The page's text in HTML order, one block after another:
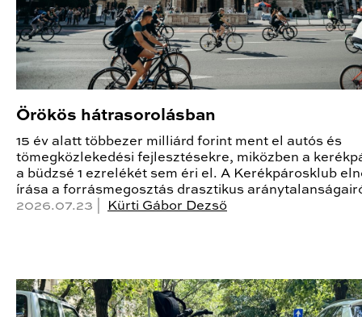
Örökös hátrasorolásban
15 év alatt többezer milliárd forint ment el autós és
tömegközlekedési fejlesztésekre, miközben a
a büdzsé 1 ezrelékét sem éri el. A Kerékpárosklub
írása a forrásmegosztás drasztikus
2026.07.23 |
Kürti Gábor Dezső